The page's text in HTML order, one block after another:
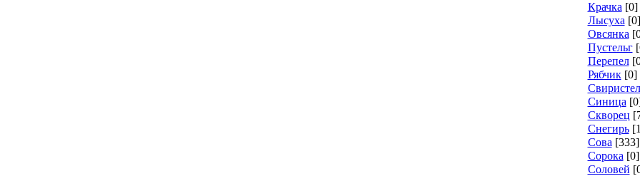
Крачка [0]
Лысуха [0]
Овсянка
Пустельг
Перепел
Рябчик [0]
Синица
Скворец
Снегирь
Сова [333]
Сорока [0]
Соловей